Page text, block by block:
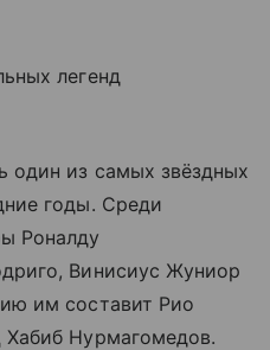
легенд
один из самых звёздных
годы. Среди
Роналду
Винисиус Жуниор
им составит Рио
Нурмагомедов.